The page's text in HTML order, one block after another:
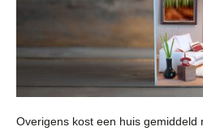
Overigens kost een huis